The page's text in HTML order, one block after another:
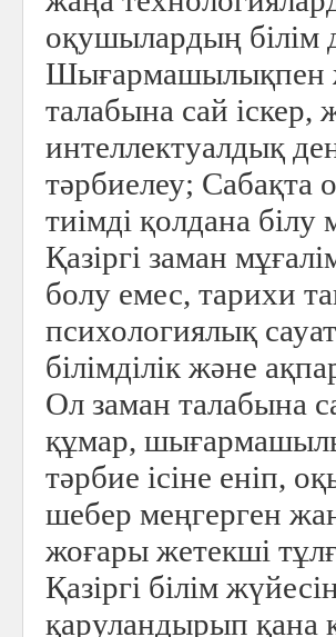
оқушылардың білім
Шығармашылықпен
талабына сай іскер,
интеллектуалдық
тәрбиелеу; Сабақта
тиімді қолдана
Қазіргі заман
болу емес, тарихи
психологиялық
білімділік және
Ол заман талабына
құмар,
тәрбие ісіне еніп,
шебер меңгерген жан
жоғары жетекші
Қазіргі білім
қаруландырып қана